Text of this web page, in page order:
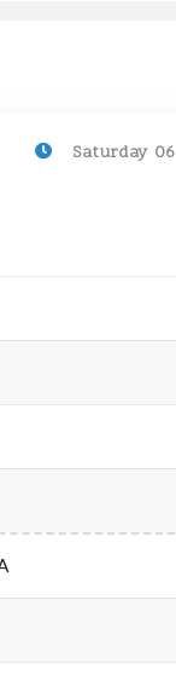
Saturday 06